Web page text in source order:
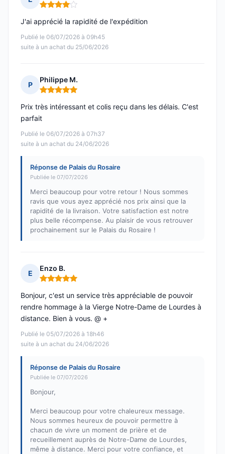
Note : 4 sur 5
Publié le 06/07/2026 à 09h45
suite à un achat du 25/06/2026
J'ai apprécié la rapidité de l'expédition
P
Philippe M.
Note : 5 sur 5
Publié le 06/07/2026 à 07h37
suite à un achat du 24/06/2026
Prix très intéressant et colis reçu dans les délais. C'est
parfait
Réponse de Palais du Rosaire
Publiée le 07/07/2026
Merci beaucoup pour votre retour ! Nous sommes
ravis que vous ayez apprécié nos prix ainsi que la
rapidité de la livraison. Votre satisfaction est notre
plus belle récompense. Au plaisir de vous retrouver
prochainement sur le Palais du Rosaire !
E
Enzo B.
Note : 5 sur 5
Publié le 05/07/2026 à 18h46
suite à un achat du 24/06/2026
Bonjour, c'est un service très appréciable de pouvoir
rendre hommage à la Vierge Notre-Dame de Lourdes à
distance. Bien à vous. @ +
Réponse de Palais du Rosaire
Publiée le 07/07/2026
Bonjour,
Merci beaucoup pour votre chaleureux message.
Nous sommes heureux de pouvoir permettre à
chacun de vivre un moment de prière et de
recueillement auprès de Notre-Dame de Lourdes,
même à distance. Merci pour votre confiance, et